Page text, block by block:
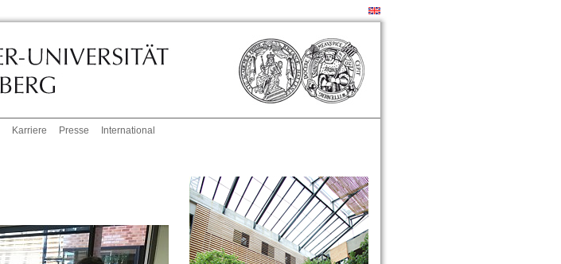
Karriere Presse International